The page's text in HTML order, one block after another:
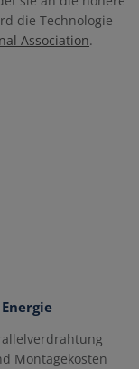
die Technologie
Association.
Montagekosten